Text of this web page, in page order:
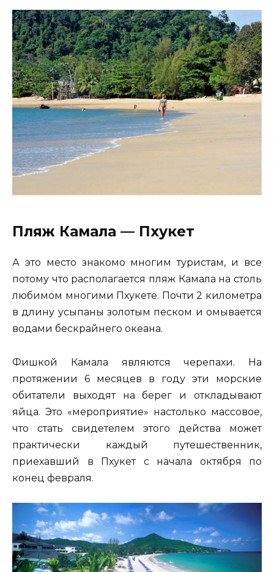
Пляж Камала — Пхукет
А это место знакомо многим туристам, и все
потому что располагается пляж Камала на столь
любимом многими Пхукете. Почти 2 километра
в длину усыпаны золотым песком и омывается
водами бескрайнего океана.
Фишкой Камала являются черепахи. На
протяжении 6 месяцев в году эти морские
обитатели выходят на берег и откладывают
яйца. Это «мероприятие» настолько массовое,
что стать свидетелем этого действа может
практически каждый путешественник,
приехавший в Пхукет с начала октября по
конец февраля.